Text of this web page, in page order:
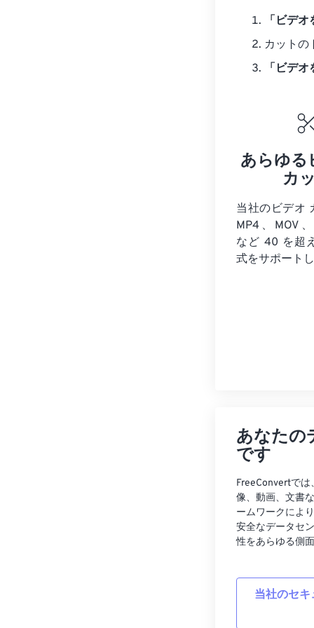
「ビデ
カットの
「ビデ
あらゆる
カ
当社のビデオ
MP4、MOV
など 40 を超
式をサポート
あなたの
です
FreeConvertで
像、動画、文書
ームワークによ
安全なデータセ
性をあらゆる側
当社のセ